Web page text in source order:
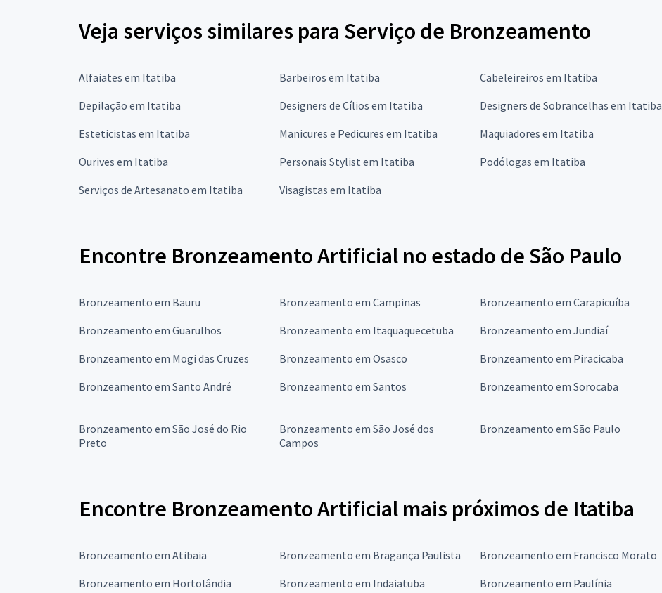
Veja serviços similares para Serviço de Bronzeamento
Alfaiates em Itatiba Barbeiros em Itatiba Cabeleireiros em Itatiba
Depilação em Itatiba
Designers de Cílios em Itatiba Designers de Sobrancelhas em Itatiba
Esteticistas em Itatiba
Manicures e Pedicures em Itatiba Maquiadores em Itatiba
Ourives em Itatiba
Personais Stylist em Itatiba Podólogas em Itatiba
Serviços de Artesanato em Itatiba
Visagistas em Itatiba
Encontre Bronzeamento Artificial no estado de São Paulo
Bronzeamento em Bauru Bronzeamento em Campinas Bronzeamento em Carapicuíba
Bronzeamento em Guarulhos
Bronzeamento em Itaquaquecetuba Bronzeamento em Jundiaí
Bronzeamento em Mogi das Cruzes
Bronzeamento em Osasco Bronzeamento em Piracicaba
Bronzeamento em Santo André
Bronzeamento em Santos Bronzeamento em Sorocaba
Bronzeamento em São José do Rio
Preto
Bronzeamento em São José dos
Campos
Bronzeamento em São Paulo
Encontre Bronzeamento Artificial mais próximos de Itatiba
Bronzeamento em Atibaia Bronzeamento em Bragança Paulista Bronzeamento em Francisco Morato
Bronzeamento em Hortolândia
Bronzeamento em Indaiatuba Bronzeamento em Paulínia